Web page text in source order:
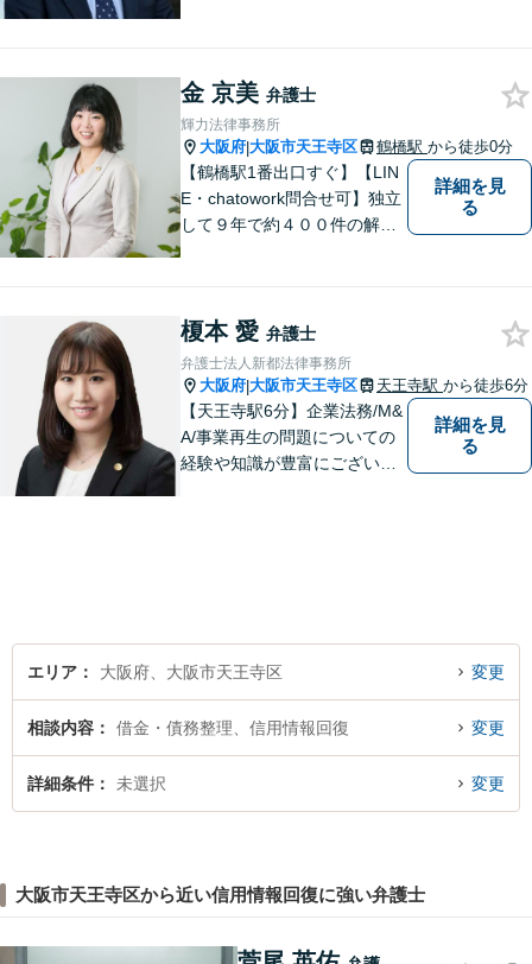
金 京美 弁護士
輝力法律事務所
大阪府|大阪市天王寺区 鶴橋駅 から徒歩0分
【鶴橋駅1番出口すぐ】【LIN
E・chatowork問合せ可】独立
して９年で約４００件の解決
さ」「人間力」「交渉力」を
駆使して依頼者様の笑顔を取
り戻すべく全力で取り組みま
す。
詳細を見
る
榎本 愛 弁護士
弁護士法人新都法律事務所
大阪府|大阪市天王寺区 天王寺駅 から徒歩6分
【天王寺駅6分】企業法務/M&
A/事業再生の問題についての
経験や知識が豊富にございま
詳細を見
る
エリア 大阪府、大阪市天王寺区 変更
相談内容 借金・債務整理、信用情報回復 変更
詳細条件 未選択 変更
大阪市天王寺区から近い信用情報回復に強い弁護士